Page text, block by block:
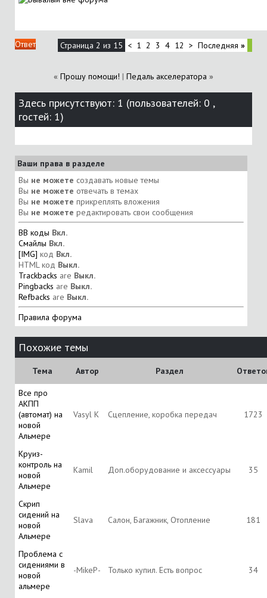
Ответ Страница 2 из 15 < 1 2 3 4 12 > Последняя »
« Прошу помощи! | Педаль акселератора »
Здесь присутствуют: 1 (пользователей: 0 ,
гостей: 1)
Ваши права в разделе
Вы не можете создавать новые темы
Вы не можете отвечать в темах
Вы не можете прикреплять вложения
Вы не можете редактировать свои сообщения
BB коды Вкл.
Смайлы Вкл.
[IMG] код Вкл.
HTML код Выкл.
Trackbacks are Выкл.
Pingbacks are Выкл.
Refbacks are Выкл.
Правила форума
Похожие темы
Тема Автор Раздел
Все про
АКПП
(автомат) на
новой
Альмере
Vasyl K Сцепление, коробка передач 1723
Круиз-
контроль на
новой
Альмере
Kamil Доп.оборудование и аксессуары 35
Скрип
сидений на
новой
Альмере
Slava Салон, Багажник, Отопление 181
Проблема с
сидениями в
новой
альмере
-MikeP- Только купил. Есть вопрос 34